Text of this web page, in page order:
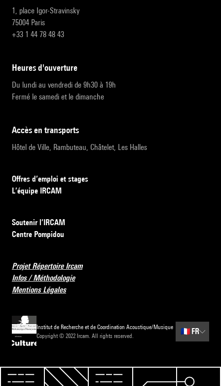
1, place Igor-Stravinsky
75004 Paris
+33 1 44 78 48 43
heures d'ouverture
Du lundi au vendredi de 9h30 à 19h
Fermé le samedi et le dimanche
accès en transports
Hôtel de Ville, Rambuteau, Châtelet, Les Halles
Offres d’emploi et stages
L’équipe IRCAM
Soutenir l’IRCAM
Centre Pompidou
Projet Répertoire Ircam
Infos / Méthodologie
Mentions Légales
Institut de Recherche et de Coordination Acoustique/Musique
Copyright © 2022 Ircam. All rights reserved.
🇫🇷 FR